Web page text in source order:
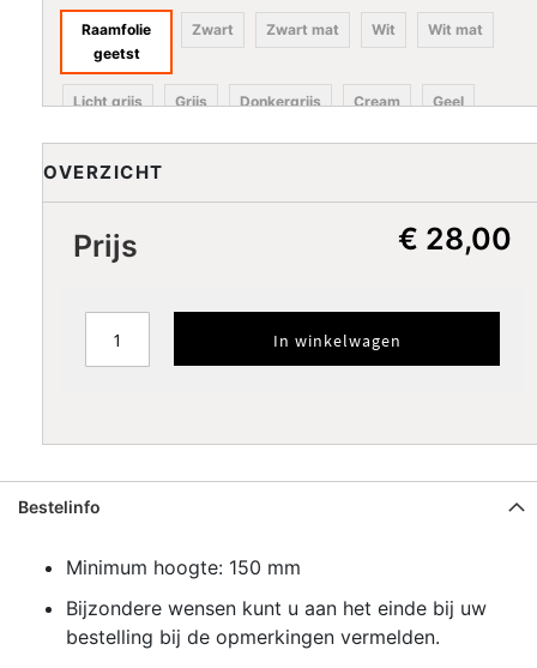
Raamfolie
geetst
Zwart Zwart mat Wit Wit mat
Licht grijs Grijs Donkergrijs Cream Geel
Oranje Rood Donkerrood Pink Licht pink
Lila Paars Donkerblauw Blauw Licht blauw
Licht
Donkergroen
Groen Lime Koffiecream Bruin Donkerbruin
OVERZICHT
Prijs € 28,00
In winkelwagen
Bestelinfo
Minimum hoogte: 150 mm
Bijzondere wensen kunt u aan het einde bij uw
bestelling bij de opmerkingen vermelden.